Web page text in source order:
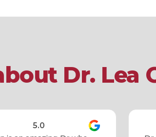
Dr. Lea
5.0